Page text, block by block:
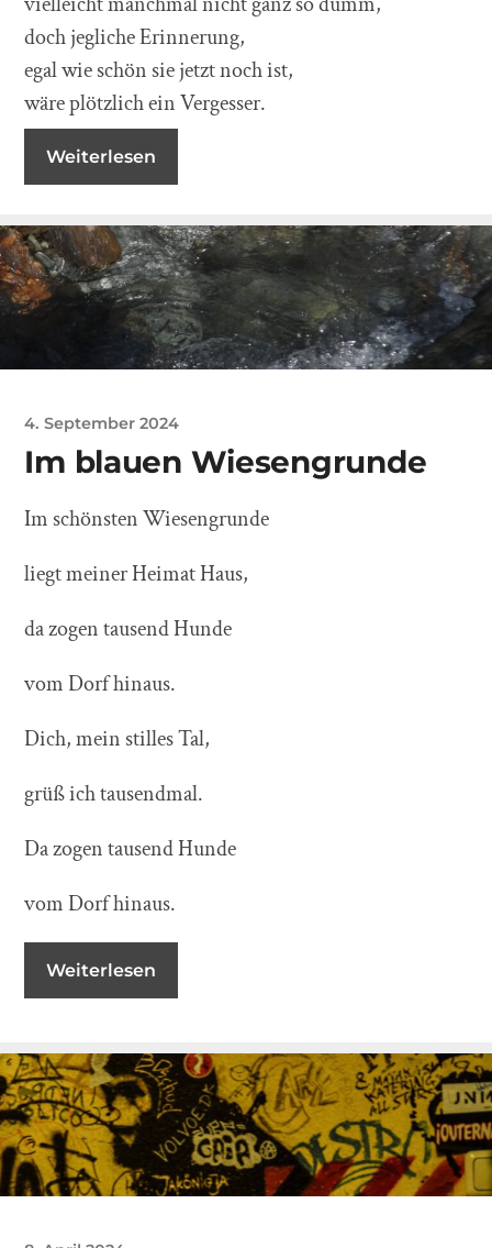
doch jegliche Erinnerung,
egal wie schön sie jetzt noch ist,
wäre plötzlich ein Vergesser.
Weiterlesen
4. September 2024
Im blauen Wiesengrunde
Im schönsten Wiesengrunde
liegt meiner Heimat Haus,
da zogen tausend Hunde
vom Dorf hinaus.
Dich, mein stilles Tal,
grüßich tausendmal.
Da zogen tausend Hunde
vom Dorf hinaus.
Weiterlesen